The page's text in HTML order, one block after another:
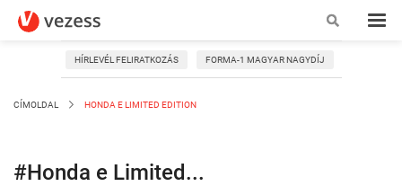
HÍRLEVÉL FELIRATKOZÁS FORMA-1 MAGYAR NAGYDÍJ
CÍMOLDAL HONDA E LIMITED EDITION
#Honda e Limited...